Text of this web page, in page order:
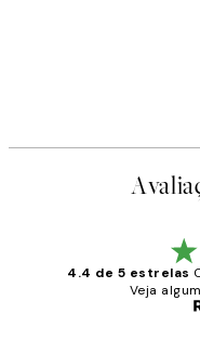
4.4 de 5 estrelas
Veja